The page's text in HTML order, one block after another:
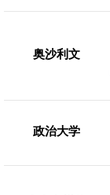
奥沙利文
政治大学